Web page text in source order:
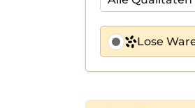
Lose